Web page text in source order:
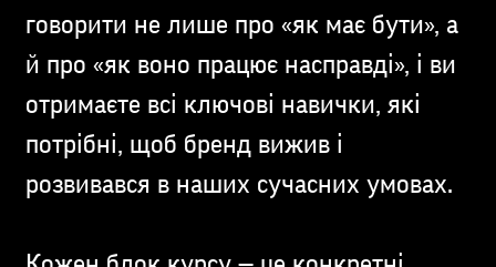
говорити не лише про «як має бути», а
й про «як воно працює насправді», і ви
отримаєте всі ключові навички, які
потрібні, щоб бренд вижив і
розвивався в наших сучасних умовах.